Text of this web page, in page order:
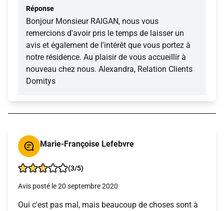
Réponse
Bonjour Monsieur RAIGAN, nous vous
remercions d'avoir pris le temps de laisser un
avis et également de l'intérêt que vous portez à
notre résidence. Au plaisir de vous accueillir à
nouveau chez nous. Alexandra, Relation Clients
Domitys
Marie-Françoise Lefebvre
(3/5)
Avis posté le 20 septembre 2020
Oui c'est pas mal, mais beaucoup de choses sont à